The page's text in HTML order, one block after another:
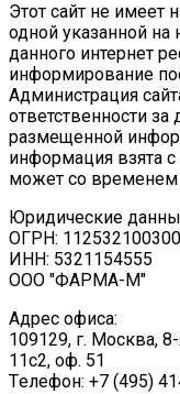
Этот сайт не имеет
одной указанной
данного интернет
информирование
Администрация
ответственности за
размещенной
информация взята
может со временем
Юридические
ОГРН:
ИНН: 5321154555
ООО "ФАРМА-М"
Адрес офиса:
109129, г. Москва,
11с2, оф. 51
Tелефон: +7 (495)